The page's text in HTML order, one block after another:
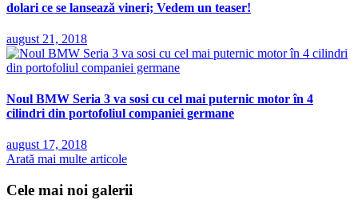
dolari ce se lansează vineri; Vedem un teaser!
august 21, 2018
Noul BMW Seria 3 va sosi cu cel mai puternic motor în 4
cilindri din portofoliul companiei germane
august 17, 2018
Arată mai multe articole
Cele mai noi galerii